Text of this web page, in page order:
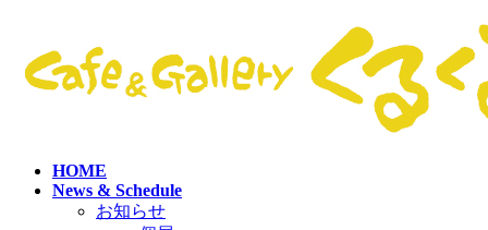
HOME
News & Schedule
お知らせ